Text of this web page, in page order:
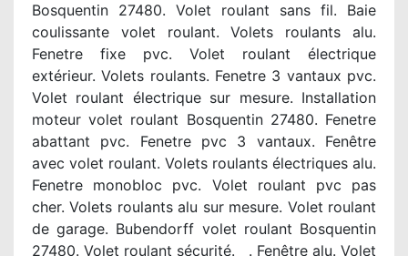
Bosquentin 27480. Volet roulant sans fil. Baie
coulissante volet roulant. Volets roulants alu.
Fenetre fixe pvc. Volet roulant électrique
extérieur. Volets roulants. Fenetre 3 vantaux pvc.
Volet roulant électrique sur mesure. Installation
moteur volet roulant Bosquentin 27480. Fenetre
abattant pvc. Fenetre pvc 3 vantaux. Fenêtre
avec volet roulant. Volets roulants électriques alu.
Fenetre monobloc pvc. Volet roulant pvc pas
cher. Volets roulants alu sur mesure. Volet roulant
de garage. Bubendorff volet roulant Bosquentin
27480. Volet roulant sécurité. . Fenêtre alu. Volet